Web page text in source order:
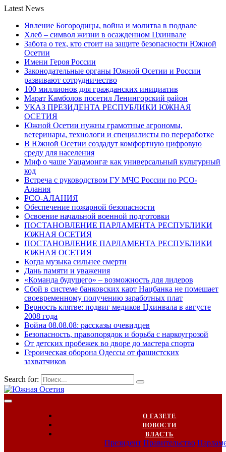
Latest News
Явление Богородицы, война и молитва в подвале
Хлеб – символ жизни в осажденном Цхинвале
Забота о тех, кто стоит на защите безопасности Южной
Осетии
Имени Героя России
Законодательные органы Южной Осетии и России
развивают сотрудничество
100 миллионов для гражданских инициатив
Марат Камболов посетил Ленингорский район
УКАЗ ПРЕЗИДЕНТА РЕСПУБЛИКИ ЮЖНАЯ
ОСЕТИЯ
Южной Осетии нужны грамотные агрономы,
ветеринары, технологи и специалисты по переработке
В Южной Осетии создадут комфортную цифровую
среду для населения
Миф о чаше Уацамонгæ как универсальный культурный
код
Встреча с руководством ГУ МЧС России по РСО-
Алания
РСО-АЛАНИЯ
Обеспечение пожарной безопасности
Освоение начальной военной подготовки
ПОСТАНОВЛЕНИЕ ПАРЛАМЕНТА РЕСПУБЛИКИ
ЮЖНАЯ ОСЕТИЯ
ПОСТАНОВЛЕНИЕ ПАРЛАМЕНТА РЕСПУБЛИКИ
ЮЖНАЯ ОСЕТИЯ
Когда музыка сильнее смерти
Дань памяти и уважения
«Команда будущего» – возможность для лидеров
Сбой в системе банковских карт Нацбанка не помешает
своевременному получению заработных плат
Верность клятве: подвиг медиков Цхинвала в августе
2008 года
Война 08.08.08: рассказы очевидцев
Безопасность, правопорядок и борьба с наркоугрозой
От детских пробежек во дворе до мастера спорта
Героическая оборона Одессы от фашистских
захватчиков
Search for:
О ГАЗЕТЕ
НОВОСТИ
ВЛАСТЬ
Президент Правительство